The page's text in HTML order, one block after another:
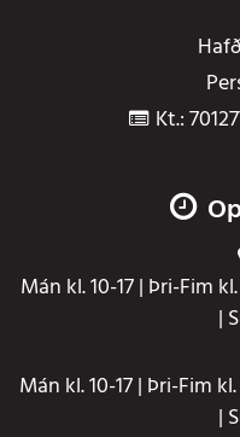
Kt.:
Mán kl. 10-17 | Þri-Fim
|
Mán kl. 10-17 | Þri-Fim
|